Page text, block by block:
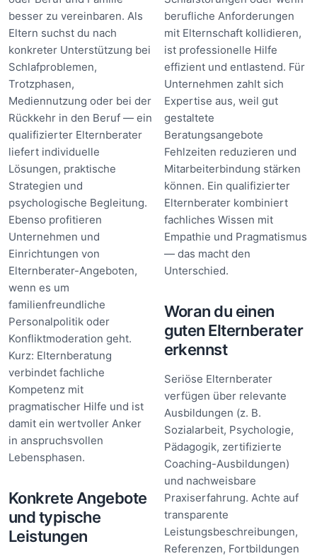
besser zu vereinbaren. Als
Eltern suchst du nach
konkreter Unterstützung bei
Schlafproblemen,
Trotzphasen,
Mediennutzung oder bei der
Rückkehr in den Beruf — ein
qualifizierter Elternberater
liefert individuelle
Lösungen, praktische
Strategien und
psychologische Begleitung.
Ebenso profitieren
Unternehmen und
Einrichtungen von
Elternberater-Angeboten,
wenn es um
familienfreundliche
Personalpolitik oder
Konfliktmoderation geht.
Kurz: Elternberatung
verbindet fachliche
Kompetenz mit
pragmatischer Hilfe und ist
damit ein wertvoller Anker
in anspruchsvollen
Lebensphasen.
Konkrete Angebote
und typische
Leistungen
berufliche Anforderungen
mit Elternschaft kollidieren,
ist professionelle Hilfe
effizient und entlastend. Für
Unternehmen zahlt sich
Expertise aus, weil gut
gestaltete
Beratungsangebote
Fehlzeiten reduzieren und
Mitarbeiterbindung stärken
können. Ein qualifizierter
Elternberater kombiniert
fachliches Wissen mit
Empathie und Pragmatismus
— das macht den
Unterschied.
Woran du einen
guten Elternberater
erkennst
Seriöse Elternberater
verfügen über relevante
Ausbildungen (z. B.
Sozialarbeit, Psychologie,
Pädagogik, zertifizierte
Coaching-Ausbildungen)
und nachweisbare
Praxiserfahrung. Achte auf
transparente
Leistungsbeschreibungen,
Referenzen, Fortbildungen